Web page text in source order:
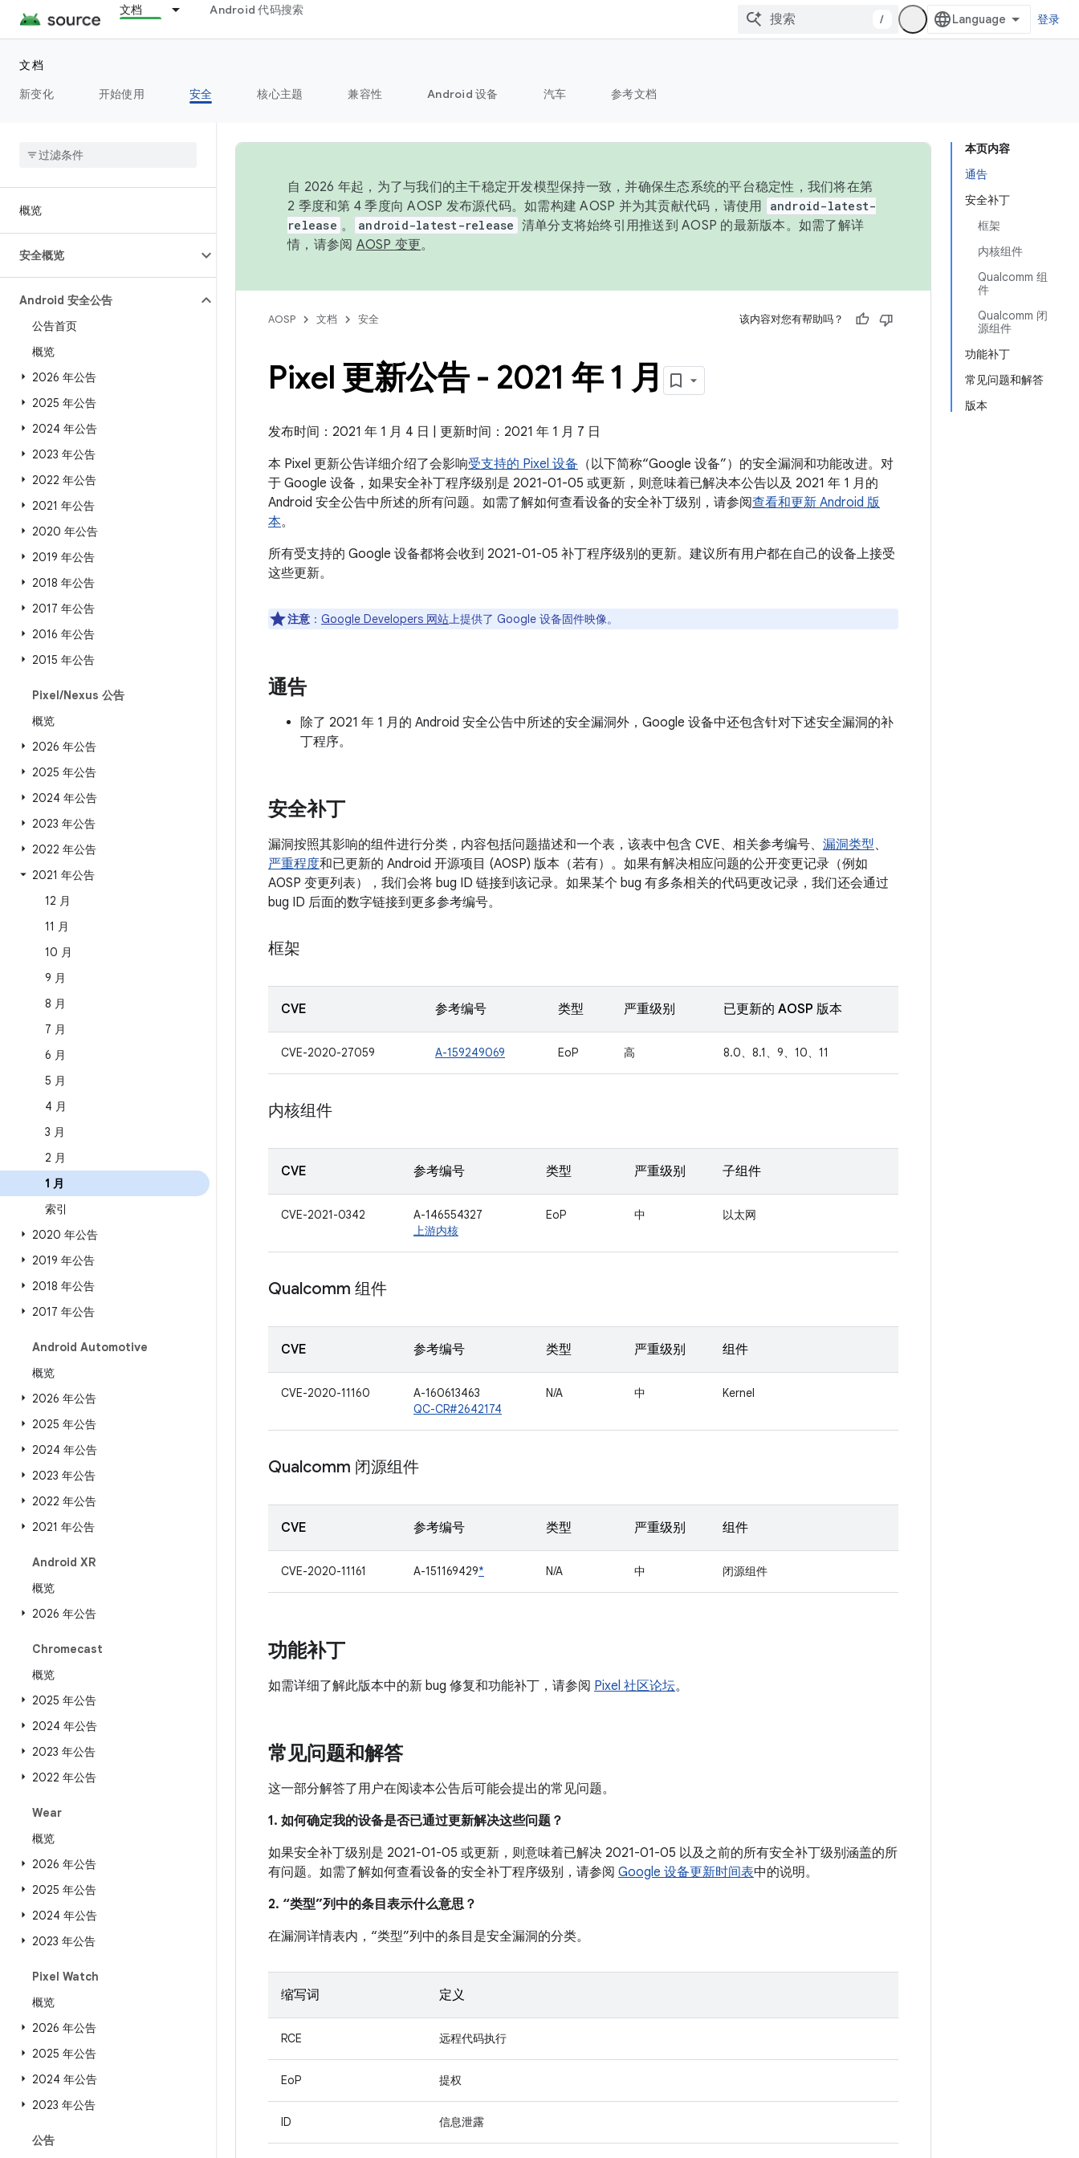
文档 Android 代码搜索
/ 登录
文档
新变化
开始使用 安全 核心主题 兼容性 Android 设备 汽车 参考文档
概览
安全概览
Android 安全公告
公告首页
概览
2026 年公告
2025 年公告
2024 年公告
2023 年公告
2022 年公告
2021 年公告
2020 年公告
2019 年公告
2018 年公告
2017 年公告
2016 年公告
2015 年公告
Pixel/Nexus 公告
概览
2026 年公告
2025 年公告
2024 年公告
2023 年公告
2022 年公告
2021 年公告
12 月
11 月
10 月
9 月
8 月
7 月
6 月
5 月
4 月
3 月
2 月
1 月
索引
2020 年公告
2019 年公告
2018 年公告
2017 年公告
Android Automotive
概览
2026 年公告
2025 年公告
2024 年公告
2023 年公告
2022 年公告
2021 年公告
Android XR
概览
2026 年公告
Chromecast
概览
2025 年公告
2024 年公告
2023 年公告
2022 年公告
Wear
概览
2026 年公告
2025 年公告
2024 年公告
2023 年公告
Pixel Watch
概览
2026 年公告
2025 年公告
2024 年公告
2023 年公告
公告
本页内容
通告
安全补丁
框架
内核组件
Qualcomm 组
件
Qualcomm 闭
源组件
功能补丁
常见问题和解答
版本
自 2026 年起，为了与我们的主干稳定开发模型保持一致，并确保生态系统的平台稳定性，我们将在第
2 季度和第 4 季度向 AOSP 发布源代码。如需构建 AOSP 并为其贡献代码，请使用
android-latest-
release 。 android-latest-release 清单分支将始终引用推送到 AOSP 的最新版本。如需了解详
情，请参阅 AOSP 变更。
AOSP 文档 安全 该内容对您有帮助吗？
Pixel 更新公告 - 2021 年 1 月
发布时间：2021 年 1 月 4 日 | 更新时间：2021 年 1 月 7 日
本 Pixel 更新公告详细介绍了会影响受支持的 Pixel 设备 （以下简称“Google 设备”）的安全漏洞和功能改进。对
于 Google 设备，如果安全补丁程序级别是 2021-01-05 或更新，则意味着已解决本公告以及 2021 年 1 月的
Android 安全公告中所述的所有问题。如需了解如何查看设备的安全补丁级别，请参阅查看和更新 Android 版
本。
所有受支持的 Google 设备都将会收到 2021-01-05 补丁程序级别的更新。建议所有用户都在自己的设备上接受
这些更新。
注意 ： Google Developers 网站上提供了 Google 设备固件映像。
通告
除了 2021 年 1 月的 Android 安全公告中所述的安全漏洞外，Google 设备中还包含针对下述安全漏洞的补
丁程序。
安全补丁
漏洞按照其影响的组件进行分类，内容包括问题描述和一个表，该表中包含 CVE、相关参考编号、 漏洞类型、
严重程度和已更新的 Android 开源项目 (AOSP) 版本（若有）。如果有解决相应问题的公开变更记录（例如
AOSP 变更列表），我们会将 bug ID 链接到该记录。如果某个 bug 有多条相关的代码更改记录，我们还会通过
bug ID 后面的数字链接到更多参考编号。
框架
CVE 参考编号 类型 严重级别 已更新的 AOSP 版本
CVE-2020-27059 A-159249069 EoP 高 8.0、8.1、9、10、11
内核组件
CVE 参考编号 类型 严重级别 子组件
CVE-2021-0342
A-146554327
上游内核
EoP 中 以太网
Qualcomm 组件
CVE 参考编号 类型 严重级别 组件
CVE-2020-11160
A-160613463
QC-CR#2642174
N/A 中 Kernel
Qualcomm 闭源组件
CVE 参考编号 类型 严重级别 组件
CVE-2020-11161 A-151169429* N/A 中 闭源组件
功能补丁
如需详细了解此版本中的新 bug 修复和功能补丁，请参阅 Pixel 社区论坛。
常见问题和解答
这一部分解答了用户在阅读本公告后可能会提出的常见问题。
1. 如何确定我的设备是否已通过更新解决这些问题？
如果安全补丁级别是 2021-01-05 或更新，则意味着已解决 2021-01-05 以及之前的所有安全补丁级别涵盖的所
有问题。如需了解如何查看设备的安全补丁程序级别，请参阅 Google 设备更新时间表中的说明。
2. “类型”列中的条目表示什么意思？
在漏洞详情表内，“类型”列中的条目是安全漏洞的分类。
缩写词 定义
RCE 远程代码执行
EoP 提权
ID 信息泄露